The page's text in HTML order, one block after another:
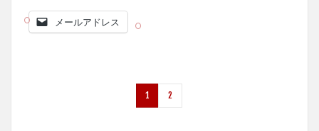
メールアドレス
1 2